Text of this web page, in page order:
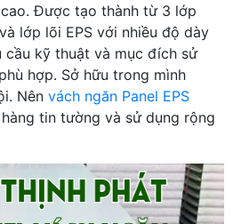
Được tạo thành từ 3 lớp
lớp lõi EPS với nhiều độ dày
cầu kỹ thuật và mục đích sử
hợp. Sở hữu trong mình
Nên vách ngăn Panel EPS
tin tường và sử dụng rộng